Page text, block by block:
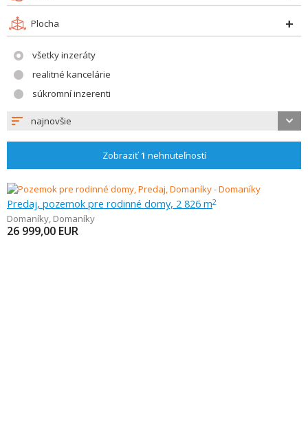
Plocha
všetky inzeráty
realitné kancelárie
súkromní inzerenti
najnovšie
Zobraziť1 nehnuteľností
Predaj, pozemok pre rodinné domy, 2 826 m2
Domaníky, Domaníky
26 999,00 EUR